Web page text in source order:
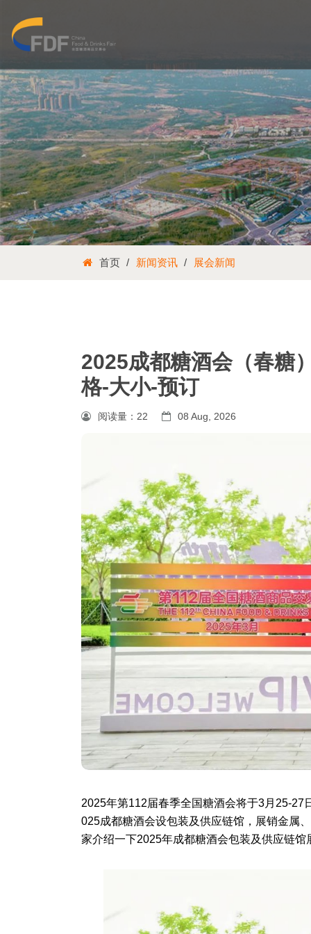
首页 新闻资讯 展会新闻
2025成都糖酒会（春糖
格-大小-预订
阅读量： 22 08 Aug, 2026
2025年第112届春季全国糖酒会将于3月25-27
025成都糖酒会设包装及供应链馆，展销金属
家介绍一下2025年成都糖酒会包装及供应链馆